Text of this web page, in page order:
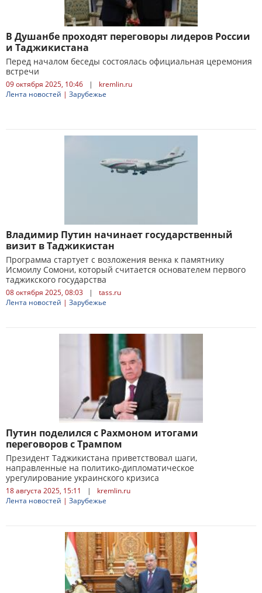
В Душанбе проходят переговоры лидеров России
и Таджикистана
Перед началом беседы состоялась официальная церемония
встречи
09 октября 2025, 10:46 |
kremlin.ru
Лента новостей | Зарубежье
Владимир Путин начинает государственный
визит в Таджикистан
Программа стартует с возложения венка к памятнику
Исмоилу Сомони, который считается основателем первого
таджикского государства
08 октября 2025, 08:03 |
tass.ru
Лента новостей | Зарубежье
Путин поделился с Рахмоном итогами
переговоров с Трампом
Президент Таджикистана приветствовал шаги,
направленные на политико-дипломатическое
урегулирование украинского кризиса
18 августа 2025, 15:11 |
kremlin.ru
Лента новостей | Зарубежье